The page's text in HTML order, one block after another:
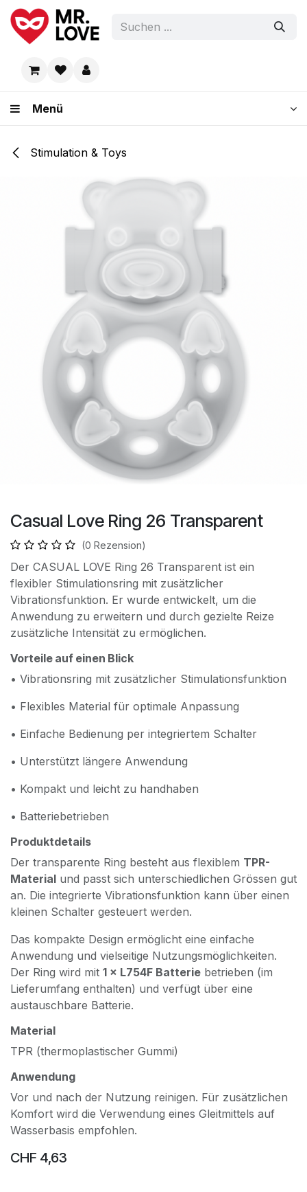
Zum Inhalt springen
Menü
Stimulation & Toys
Casual Love Ring 26 Transparent
(0 Rezension)
Der CASUAL LOVE Ring 26 Transparent ist ein
flexibler Stimulationsring mit zusätzlicher
Vibrationsfunktion. Er wurde entwickelt, um die
Anwendung zu erweitern und durch gezielte Reize
zusätzliche Intensität zu ermöglichen.
Vorteile auf einen Blick
• Vibrationsring mit zusätzlicher Stimulationsfunktion
• Flexibles Material für optimale Anpassung
• Einfache Bedienung per integriertem Schalter
• Unterstützt längere Anwendung
• Kompakt und leicht zu handhaben
• Batteriebetrieben
Produktdetails
Der transparente Ring besteht aus flexiblem TPR-
Material und passt sich unterschiedlichen Grössen gut
an. Die integrierte Vibrationsfunktion kann über einen
kleinen Schalter gesteuert werden.
Das kompakte Design ermöglicht eine einfache
Anwendung und vielseitige Nutzungsmöglichkeiten.
Der Ring wird mit 1 × L754F Batterie betrieben (im
Lieferumfang enthalten) und verfügt über eine
austauschbare Batterie.
Material
TPR (thermoplastischer Gummi)
Anwendung
Vor und nach der Nutzung reinigen. Für zusätzlichen
Komfort wird die Verwendung eines Gleitmittels auf
Wasserbasis empfohlen.
CHF 4,63